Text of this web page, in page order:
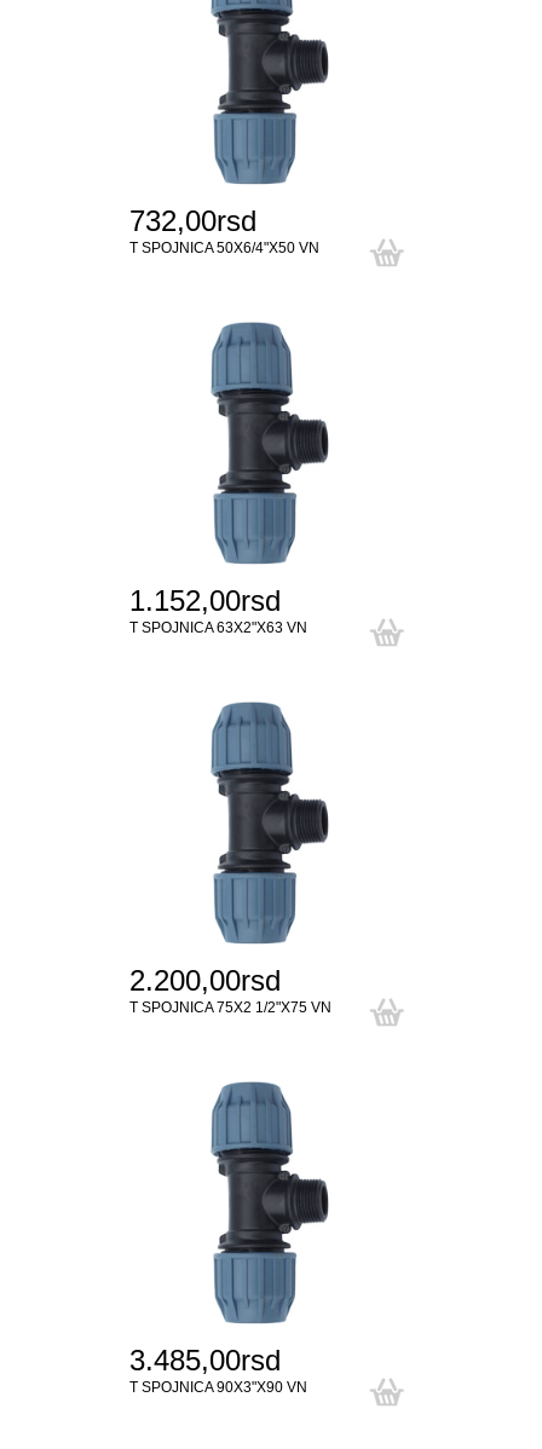
732,00rsd
T SPOJNICA 50X6/4"X50 VN
1.152,00rsd
T SPOJNICA 63X2"X63 VN
2.200,00rsd
T SPOJNICA 75X2 1/2"X75 VN
3.485,00rsd
T SPOJNICA 90X3"X90 VN